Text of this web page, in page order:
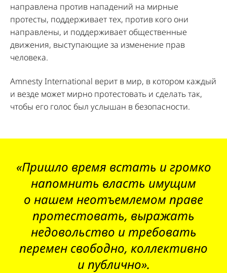
направлена против нападений на мирные
протесты, поддерживает тех, против кого они
направлены, и поддерживает общественные
движения, выступающие за изменение прав
человека.
Amnesty International верит в мир, в котором каждый
и везде может мирно протестовать и сделать так,
чтобы его голос был услышан в безопасности.
«Пришло время встать и громко
напомнить власть имущим
о нашем неотъемлемом праве
протестовать, выражать
недовольство и требовать
перемен свободно, коллективно
и публично».